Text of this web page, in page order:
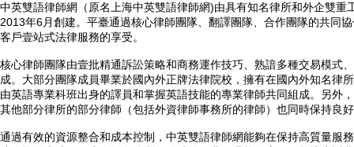
中英雙語律師網（原名上海中英雙語律師網)由具有知名律所和外企雙重
2013年6月創建。平臺通過核心律師團隊、翻譯團隊、合作團隊的共同
客戶壹站式法律服務的享受。
核心律師團隊由壹批精通訴訟策略和商務運作技巧、熟諳多種交易模式
成。大部分團隊成員畢業於國內外正牌法律院校，擁有在國內外知名律
由英語專業科班出身的譯員和掌握英語技能的專業律師共同組成。另外
其他部分律所的部分律師（包括外資律師事務所的律師）也同時保持良
通過有效的資源整合和成本控制，中英雙語律師網能夠在保持高質量服